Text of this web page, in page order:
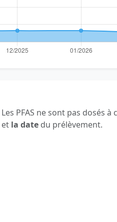
PFAS ne sont pas dosés à
et la date du prélèvement.